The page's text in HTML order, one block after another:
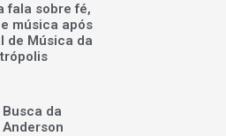
fala sobre fé,
música após
de Música da
da